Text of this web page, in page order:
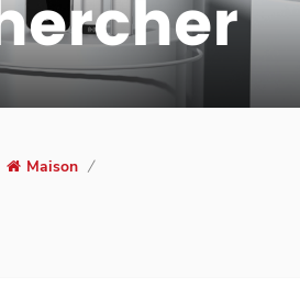
Maison /